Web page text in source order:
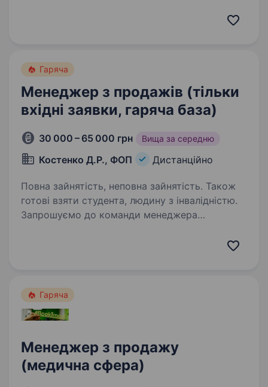
Гаряча
Менеджер з продажів (тільки
вхідні заявки, гаряча база)
30 000 – 65 000 грн Вища за середню
Костенко Д.Р., ФОП Дистанційно
Повна зайнятість, неповна зайнятість. Також
готові взяти студента, людину з інвалідністю.
Запрошуємо до команди менеджера
уточнювати…
Гаряча
Менеджер з продажу
(медична сфера)